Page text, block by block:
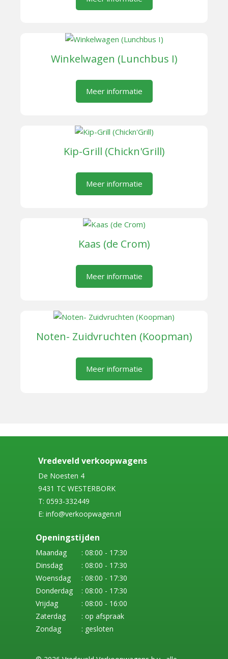
Winkelwagen (Lunchbus I)
Meer informatie
Kip-Grill (Chickn'Grill)
Meer informatie
Kaas (de Crom)
Meer informatie
Noten- Zuidvruchten (Koopman)
Meer informatie
Vredeveld verkoopwagens
De Noesten 4
9431 TC WESTERBORK
T: 0593-332449
E: info@verkoopwagen.nl
Openingstijden
Maandag
: 08:00 - 17:30
Dinsdag
: 08:00 - 17:30
Woensdag
: 08:00 - 17:30
Donderdag
: 08:00 - 17:30
Vrijdag
: 08:00 - 16:00
Zaterdag
: op afspraak
Zondag
: gesloten